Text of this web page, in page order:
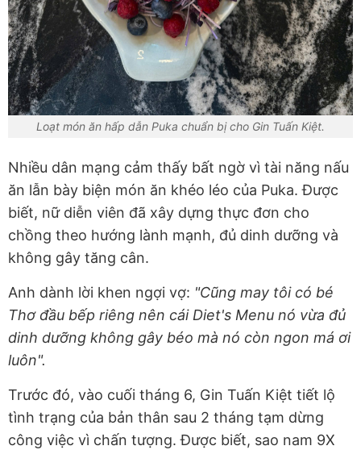
Loạt món ăn hấp dẫn Puka chuẩn bị cho Gin Tuấn Kiệt.
Nhiều dân mạng cảm thấy bất ngờ vì tài năng nấu
ăn lẫn bày biện món ăn khéo léo của Puka. Được
biết, nữ diễn viên đã xây dựng thực đơn cho
chồng theo hướng lành mạnh, đủ dinh dưỡng và
không gây tăng cân.
Anh dành lời khen ngợi vợ: "Cũng may tôi có bé
Thơ đầu bếp riêng nên cái Diet's Menu nó vừa đủ
dinh dưỡng không gây béo mà nó còn ngon má ơi
luôn".
Trước đó, vào cuối tháng 6, Gin Tuấn Kiệt tiết lộ
tình trạng của bản thân sau 2 tháng tạm dừng
công việc vì chấn tượng. Được biết, sao nam 9X